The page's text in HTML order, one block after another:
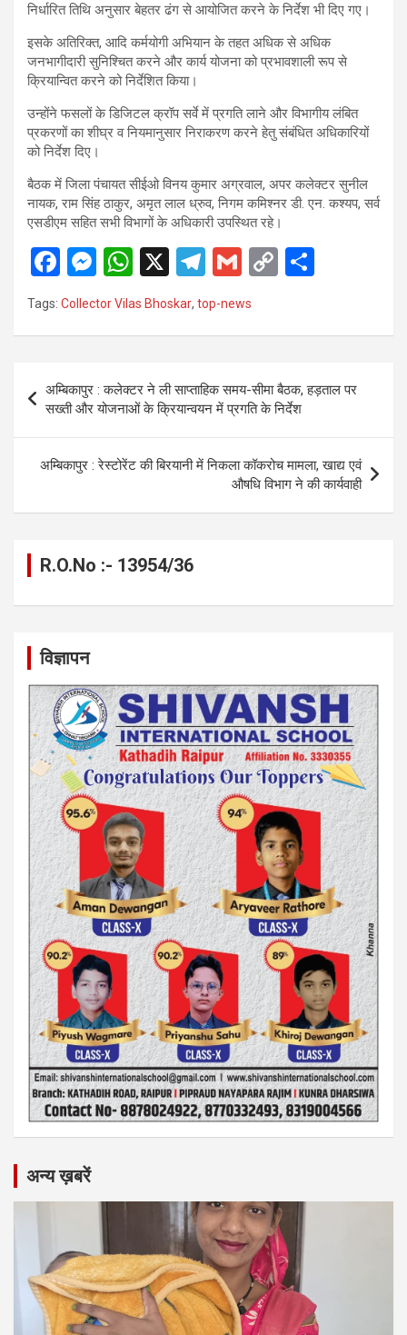
निर्धारित तिथि अनुसार बेहतर ढंग से आयोजित करने के निर्देश भी दिए गए।
इसके अतिरिक्त, आदि कर्मयोगी अभियान के तहत अधिक से अधिक
जनभागीदारी सुनिश्चित करने और कार्य योजना को प्रभावशाली रूप से
क्रियान्वित करने को निर्देशित किया।
उन्होंने फसलों के डिजिटल क्रॉप सर्वे में प्रगति लाने और विभागीय लंबित
प्रकरणों का शीघ्र व नियमानुसार निराकरण करने हेतु संबंधित अधिकारियों
को निर्देश दिए।
बैठक में जिला पंचायत सीईओ विनय कुमार अग्रवाल, अपर कलेक्टर सुनील
नायक, राम सिंह ठाकुर, अमृत लाल ध्रुव, निगम कमिश्नर डी. एन. कश्यप, सर्व
एसडीएम सहित सभी विभागों के अधिकारी उपस्थित रहे।
F
a
ce
o
o
k
M
es
se
g
er
W
h
at
A
p
p
X
T
e
a
m
G
ail
C
n
k
Tags: Collector Vilas Bhoskar, top-news
Post
navigation
अम्बिकापुर : कलेक्टर ने ली साप्ताहिक समय-सीमा बैठक, हड़ताल पर
सख्ती और योजनाओं के क्रियान्वयन में प्रगति के निर्देश
अम्बिकापुर : रेस्टोरेंट की बिरयानी में निकला कॉकरोच मामला, खाद्य एवं
औषधि विभाग ने की कार्यवाही
R.O.No :- 13954/36
विज्ञापन
अन्य ख़बरें